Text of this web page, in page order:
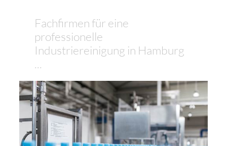
Fachfirmen für eine
professionelle
Industriereinigung in Hamburg
...